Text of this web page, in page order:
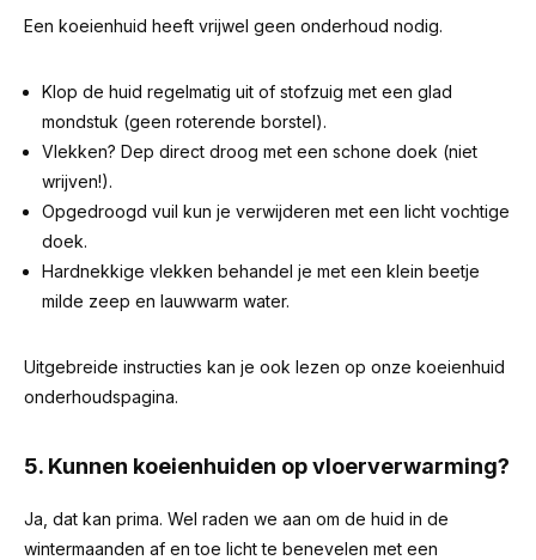
Een koeienhuid heeft vrijwel geen onderhoud nodig.
Klop de huid regelmatig uit of stofzuig met een glad
mondstuk (geen roterende borstel).
Vlekken? Dep direct droog met een schone doek (niet
wrijven!).
Opgedroogd vuil kun je verwijderen met een licht vochtige
doek.
Hardnekkige vlekken behandel je met een klein beetje
milde zeep en lauwwarm water.
Uitgebreide instructies kan je ook lezen op onze koeienhuid
onderhoudspagina.
5. Kunnen koeienhuiden op vloerverwarming?
Ja, dat kan prima. Wel raden we aan om de huid in de
wintermaanden af en toe licht te benevelen met een